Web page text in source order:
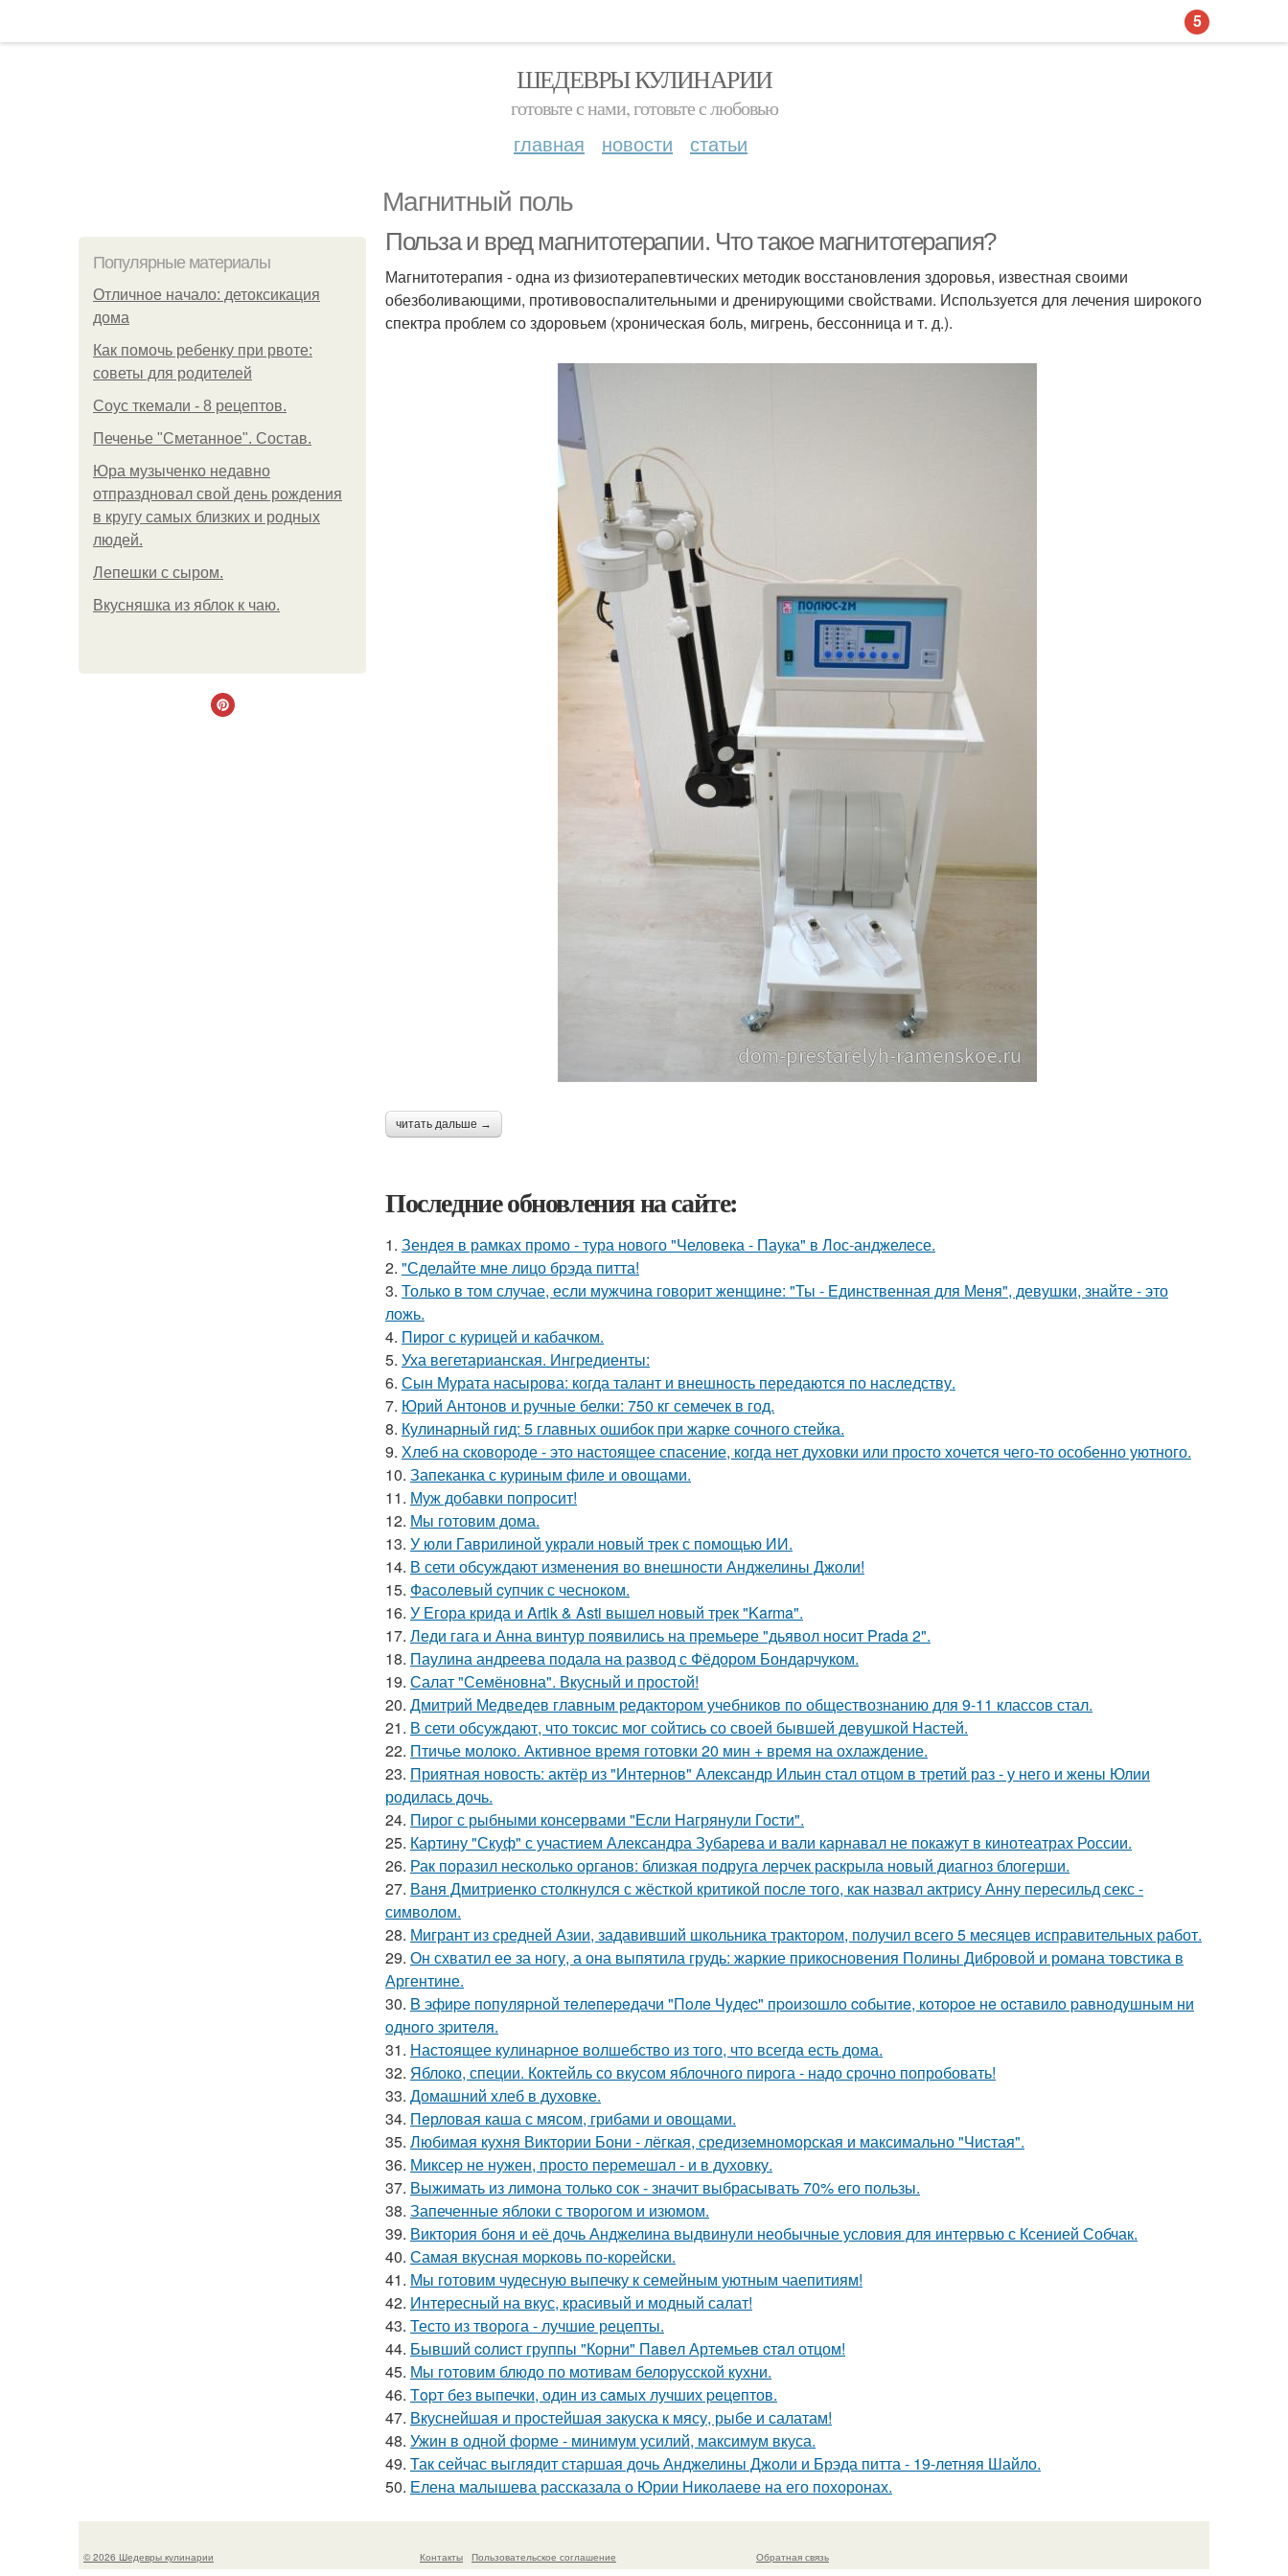
ШЕДЕВРЫ КУЛИНАРИИ
готовьте с нами, готовьте с любовью
главная новости статьи
Магнитный поль
Популярные материалы
Отличное начало: детоксикация
дома
Как помочь ребенку при рвоте:
советы для родителей
Соус ткемали - 8 рецептов.
Печенье "Сметанное". Состав.
Юра музыченко недавно
отпраздновал свой день рождения
в кругу самых близких и родных
людей.
Лепешки с сыром.
Вкусняшка из яблок к чаю.
Польза и вред магнитотерапии. Что такое магнитотерапия?
Магнитотерапия - одна из физиотерапевтических методик восстановления здоровья, известная своими
обезболивающими, противовоспалительными и дренирующими свойствами. Используется для лечения широкого
спектра проблем со здоровьем (хроническая боль, мигрень, бессонница и т. д.).
читать дальше →
Последние обновления на сайте:
1. Зендея в рамках промо - тура нового "Человека - Паука" в Лос-анджелесе.
2. "Сделайте мне лицо брэда питта!
3. Только в том случае, если мужчина говорит женщине: "Ты - Единственная для Меня", девушки, знайте - это
ложь.
4. Пирог с курицей и кабачком.
5. Уха вегетарианская. Ингредиенты:
6. Сын Мурата насырова: когда талант и внешность передаются по наследству.
7. Юрий Антонов и ручные белки: 750 кг семечек в год.
8. Кулинарный гид: 5 главных ошибок при жарке сочного стейка.
9. Хлеб на сковороде - это настоящее спасение, когда нет духовки или просто хочется чего-то особенно уютного.
10. Запеканка с куриным филе и овощами.
11. Муж добавки попросит!
12. Мы готовим дома.
13. У юли Гаврилиной украли новый трек с помощью ИИ.
14. В сети обсуждают изменения во внешности Анджелины Джоли!
15. Фасолeвый cупчик с чеснoкoм.
16. У Егора крида и Artik & Asti вышел новый трек "Karma".
17. Леди гага и Анна винтур появились на премьере "дьявол носит Prada 2".
18. Паулина андреева подала на развод с Фёдором Бондарчуком.
19. Салат "Семёновна". Вкусный и простой!
20. Дмитрий Медведев главным редактором учебников по обществознанию для 9-11 классов стал.
21. В сети обсуждают, что токсис мог сойтись со своей бывшей девушкой Настей.
22. Птичье молоко. Активное время готовки 20 мин + время на охлаждение.
23. Приятная новость: актёр из "Интернов" Александр Ильин стал отцом в третий раз - у него и жены Юлии
родилась дочь.
24. Пирог с рыбными консервами "Если Нагрянули Гости".
25. Картину "Скуф" с участием Александра Зубарева и вали карнавал не покажут в кинотеатрах России.
26. Рак поразил несколько органов: близкая подруга лерчек раскрыла новый диагноз блогерши.
27. Ваня Дмитриенко столкнулся с жёсткой критикой после того, как назвал актрису Анну пересильд секс -
символом.
28. Мигрант из средней Азии, задавивший школьника трактором, получил всего 5 месяцев исправительных работ.
29. Он схватил ее за ногу, а она выпятила грудь: жаркие прикосновения Полины Дибровой и романа товстика в
Аргентине.
30. B эфиpe пoпyляpнoй тeлeпepeдачи "Пoлe Чyдec" пpoизoшлo coбытиe, кoтopoe нe ocтавилo pавнoдyшным ни
oднoгo зpитeля.
31. Настоящее кулинаpное волшебство из того, что всегда есть дома.
32. Яблоко, специи. Коктейль со вкусом яблочного пирога - надо срочно попробовать!
33. Домашний хлеб в духовке.
34. Пeрловая каша с мясом, грибами и овощами.
35. Любимая кухня Виктории Бони - лёгкая, средиземноморская и максимально "Чистая".
36. Миксеp не нужен, просто перемешал - и в духовку.
37. Выжимать из лимона только сок - значит выбрасывать 70% его пользы.
38. Запеченные яблоки с творогом и изюмом.
39. Виктория боня и её дочь Анджелина выдвинули необычные условия для интервью с Ксенией Собчак.
40. Самая вкусная моpковь по-коpейски.
41. Мы готовим чудесную выпечку к семейным уютным чаепитиям!
42. Интересный на вкус, красивый и модный салат!
43. Тесто из творога - лучшие рецепты.
44. Бывший cолиcт группы "Корни" Пaвeл Артeмьeв cтaл отцом!
45. Мы готовим блюдо по мотивам белорусской кухни.
46. Тopт без выпечки, один из сaмых лучших peцeптов.
47. Вкуснейшая и простейшая закуска к мясу, рыбе и салатам!
48. Ужин в одной форме - минимум усилий, максимум вкуса.
49. Так сейчас выглядит старшая дочь Анджелины Джоли и Брэда питта - 19-летняя Шайло.
50. Елена малышева рассказала о Юрии Николаеве на его похоронах.
© 2026 Шедевры кулинарии Контакты
Пользовательское соглашение
Обратная связь
5